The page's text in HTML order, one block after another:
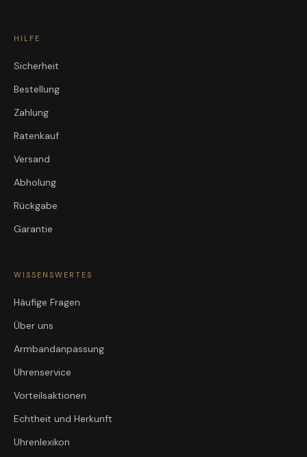
HILFE
Sicherheit
Bestellung
Zahlung
Ratenkauf
Versand
Abholung
Rückgabe
Garantie
WISSENSWERTES
Häufige Fragen
Über uns
Armbandanpassung
Uhrenservice
Vorteilsaktionen
Echtheit und Herkunft
Uhrenlexikon